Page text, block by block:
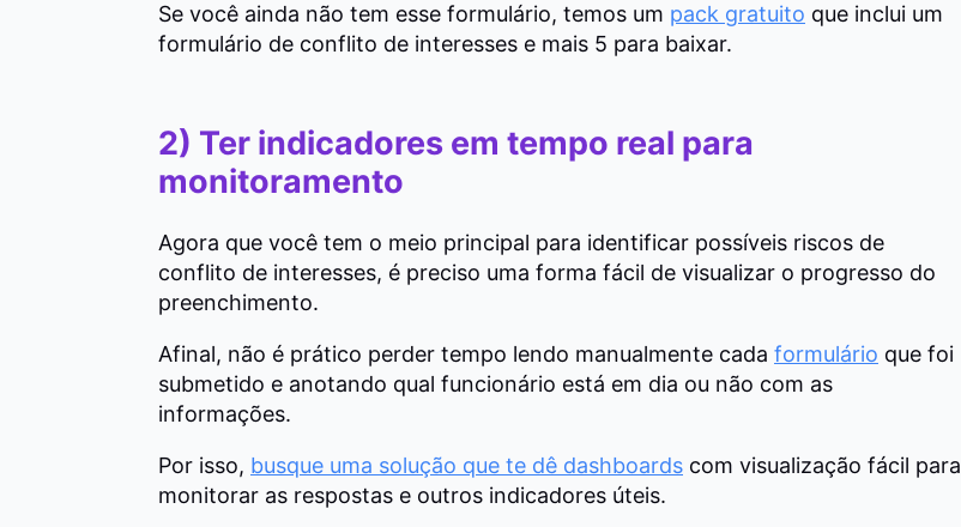
Se você ainda não tem esse formulário, temos um pack gratuito que inclui um
formulário de conflito de interesses e mais 5 para baixar.
2) Ter indicadores em tempo real para
monitoramento
Agora que você tem o meio principal para identificar possíveis riscos de
conflito de interesses, é preciso uma forma fácil de visualizar o progresso do
preenchimento.
Afinal, não é prático perder tempo lendo manualmente cada formulário que foi
submetido e anotando qual funcionário está em dia ou não com as
informações.
Por isso, busque uma solução que te dê dashboards com visualização fácil para
monitorar as respostas e outros indicadores úteis.